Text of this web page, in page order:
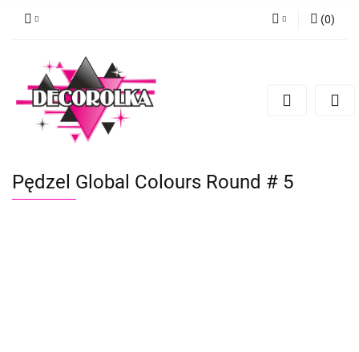
Dodaj zgłoszenie
(0)
Pędzel Global Colours Round # 5